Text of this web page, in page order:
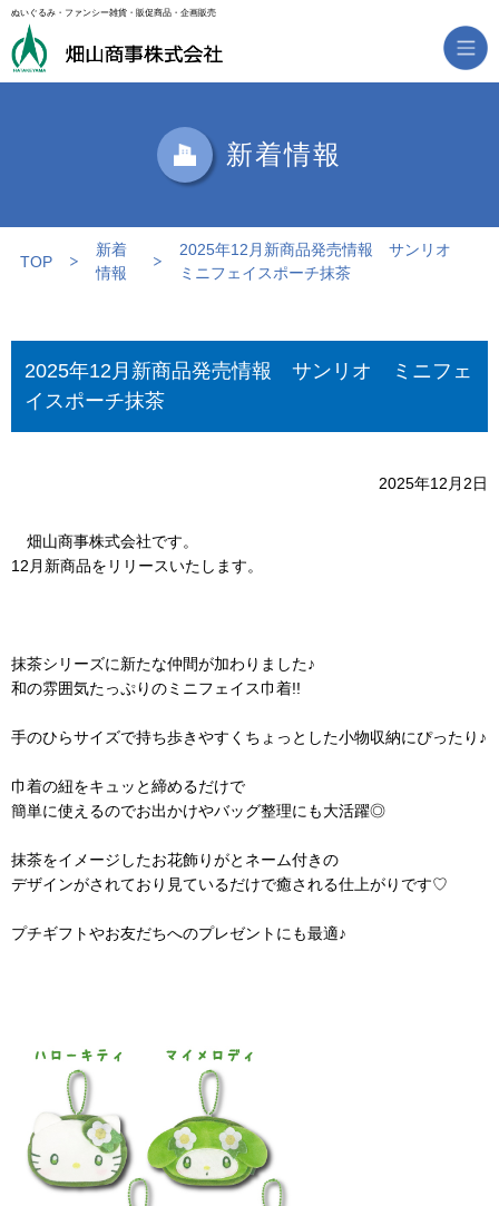
ぬいぐるみ・ファンシー雑貨・販促商品・企画販売
新着情報
TOP
新着
情報
2025年12月新商品発売情報 サンリオ
ミニフェイスポーチ抹茶
2025年12月新商品発売情報 サンリオ ミニフェ
イスポーチ抹茶
2025年12月2日
畑山商事株式会社です。
12月新商品をリリースいたします。
抹茶シリーズに新たな仲間が加わりました♪
和の雰囲気たっぷりのミニフェイス巾着!!
手のひらサイズで持ち歩きやすくちょっとした小物収納にぴったり♪
巾着の紐をキュッと締めるだけで
簡単に使えるのでお出かけやバッグ整理にも大活躍◎
抹茶をイメージしたお花飾りがとネーム付きの
デザインがされており見ているだけで癒される仕上がりです♡
プチギフトやお友だちへのプレゼントにも最適♪